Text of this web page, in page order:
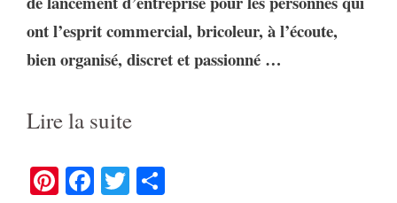
ont l’esprit commercial, bricoleur, à l’écoute,
bien organisé, discret et passionné …
Lire la suite
Pi F
T